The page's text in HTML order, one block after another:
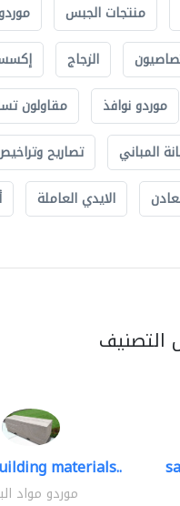
منتجات الجبس
الزجاج
موردو نوافذ مقاولون
المباني تصاريح
الايدي العاملة
التصنيف
materials..
موردو مواد